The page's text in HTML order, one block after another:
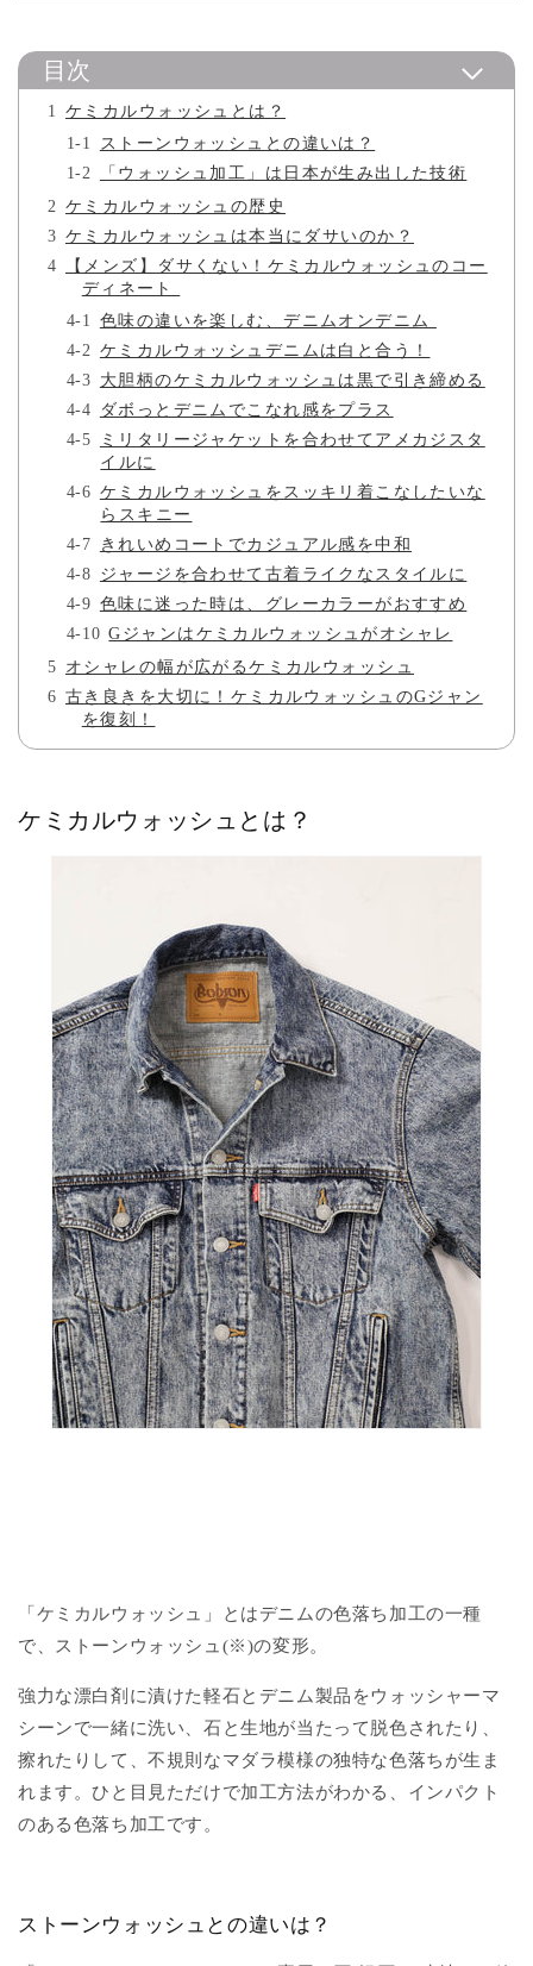
目次
ケミカルウォッシュとは？
ストーンウォッシュとの違いは？
「ウォッシュ加工」は日本が生み出した技術
ケミカルウォッシュの歴史
ケミカルウォッシュは本当にダサいのか？
【メンズ】ダサくない！ケミカルウォッシュのコー
ディネート
色味の違いを楽しむ、デニムオンデニム
ケミカルウォッシュデニムは白と合う！
大胆柄のケミカルウォッシュは黒で引き締める
ダボっとデニムでこなれ感をプラス
ミリタリージャケットを合わせてアメカジスタ
イルに
ケミカルウォッシュをスッキリ着こなしたいな
らスキニー
きれいめコートでカジュアル感を中和
ジャージを合わせて古着ライクなスタイルに
色味に迷った時は、グレーカラーがおすすめ
Gジャンはケミカルウォッシュがオシャレ
オシャレの幅が広がるケミカルウォッシュ
古き良きを大切に！ケミカルウォッシュのGジャン
を復刻！
ケミカルウォッシュとは？
「ケミカルウォッシュ」とはデニムの色落ち加工の一種
で、ストーンウォッシュ(※)の変形。
強力な漂白剤に漬けた軽石とデニム製品をウォッシャーマ
シーンで一緒に洗い、石と生地が当たって脱色されたり、
擦れたりして、不規則なマダラ模様の独特な色落ちが生ま
れます。ひと目見ただけで加工方法がわかる、インパクト
のある色落ち加工です。
ストーンウォッシュとの違いは？